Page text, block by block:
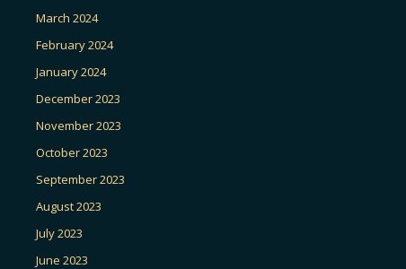
March 2024
February 2024
January 2024
December 2023
November 2023
October 2023
September 2023
August 2023
July 2023
June 2023